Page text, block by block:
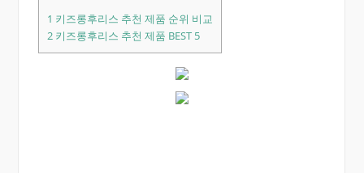
1 키즈롱후리스 추천 제품 순위 비교
2키즈롱후리스 추천 제품 BEST 5